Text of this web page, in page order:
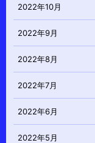
2022年10月
2022年9月
2022年8月
2022年7月
2022年6月
2022年5月